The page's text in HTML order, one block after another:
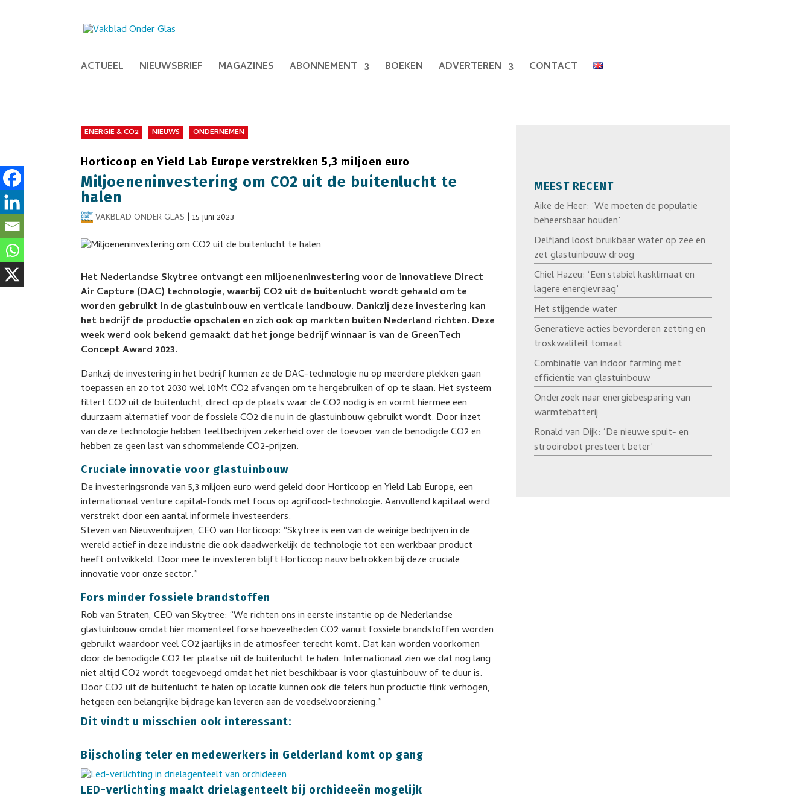
ACTUEEL NIEUWSBRIEF MAGAZINES ABONNEMENT BOEKEN ADVERTEREN CONTACT
ENERGIE & CO2 NIEUWS ONDERNEMEN
Horticoop en Yield Lab Europe verstrekken 5,3 miljoen euro
Miljoeneninvestering om CO2 uit de buitenlucht te
halen
VAKBLAD ONDER GLAS |15 juni 2023
Het Nederlandse Skytree ontvangt een miljoeneninvestering voor de innovatieve Direct
Air Capture (DAC) technologie, waarbij CO2 uit de buitenlucht wordt gehaald om te
worden gebruikt in de glastuinbouw en verticale landbouw. Dankzij deze investering kan
het bedrijf de productie opschalen en zich ook op markten buiten Nederland richten. Deze
week werd ook bekend gemaakt dat het jonge bedrijf winnaar is van de GreenTech
Concept Award 2023.
Dankzij de investering in het bedrijf kunnen ze de DAC-technologie nu op meerdere plekken gaan
toepassen en zo tot 2030 wel 10Mt CO2 afvangen om te hergebruiken of op te slaan. Het systeem
filtert CO2 uit de buitenlucht, direct op de plaats waar de CO2 nodig is en vormt hiermee een
duurzaam alternatief voor de fossiele CO2 die nu in de glastuinbouw gebruikt wordt. Door inzet
van deze technologie hebben teeltbedrijven zekerheid over de toevoer van de benodigde CO2 en
hebben ze geen last van schommelende CO2-prijzen.
Cruciale innovatie voor glastuinbouw
De investeringsronde van 5,3 miljoen euro werd geleid door Horticoop en Yield Lab Europe, een
internationaal venture capital-fonds met focus op agrifood-technologie. Aanvullend kapitaal werd
verstrekt door een aantal informele investeerders.
Steven van Nieuwenhuijzen, CEO van Horticoop: “Skytree is een van de weinige bedrijven in de
wereld actief in deze industrie die ook daadwerkelijk de technologie tot een werkbaar product
heeft ontwikkeld. Door mee te investeren blijft Horticoop nauw betrokken bij deze cruciale
innovatie voor onze sector.”
Fors minder fossiele brandstoffen
Rob van Straten, CEO van Skytree: “We richten ons in eerste instantie op de Nederlandse
glastuinbouw omdat hier momenteel forse hoeveelheden CO2 vanuit fossiele brandstoffen worden
gebruikt waardoor veel CO2 jaarlijks in de atmosfeer terecht komt. Dat kan worden voorkomen
door de benodigde CO2 ter plaatse uit de buitenlucht te halen. Internationaal zien we dat nog lang
niet altijd CO2 wordt toegevoegd omdat het niet beschikbaar is voor glastuinbouw of te duur is.
Door CO2 uit de buitenlucht te halen op locatie kunnen ook die telers hun productie flink verhogen,
hetgeen een belangrijke bijdrage kan leveren aan de voedselvoorziening.”
Dit vindt u misschien ook interessant:
Bijscholing teler en medewerkers in Gelderland komt op gang
LED-verlichting maakt drielagenteelt bij orchideeën mogelijk
MEEST RECENT
Aike de Heer: ‘We moeten de populatie
beheersbaar houden’
Delfland loost bruikbaar water op zee en
zet glastuinbouw droog
Chiel Hazeu: ‘Een stabiel kasklimaat en
lagere energievraag’
Het stijgende water
Generatieve acties bevorderen zetting en
troskwaliteit tomaat
Combinatie van indoor farming met
efficiëntie van glastuinbouw
Onderzoek naar energiebesparing van
warmtebatterij
Ronald van Dijk: ‘De nieuwe spuit- en
strooirobot presteert beter’